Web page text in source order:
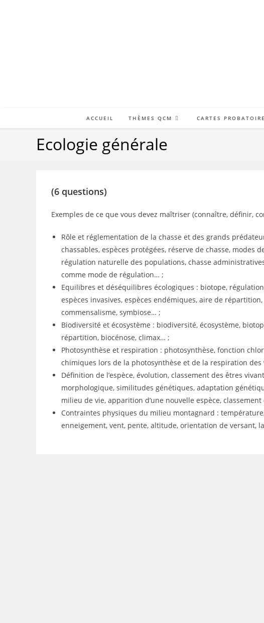
ACCUEIL THÈMES QCM CARTES
Ecologie générale
(6 questions)
Exemples de ce que vous devez maîtriser (connaître, définir,
Rôle et réglementation de la chasse et des grands
chassables, espèces protégées, réserve de chasse, modes
régulation naturelle des populations, chasse
comme mode de régulation… ;
Equilibres et déséquilibres écologiques : biotope,
espèces invasives, espèces endémiques, aire de
commensalisme, symbiose… ;
Biodiversité et écosystème : biodiversité, écosystème,
répartition, biocénose, climax… ;
Photosynthèse et respiration : photosynthèse, fonction
chimiques lors de la photosynthèse et de la respiration des
Définition de l’espèce, évolution, classement des êtres
morphologique, similitudes génétiques, adaptation
milieu de vie, apparition d’une nouvelle espèce,
Contraintes physiques du milieu montagnard :
enneigement, vent, pente, altitude, orientation de versant,